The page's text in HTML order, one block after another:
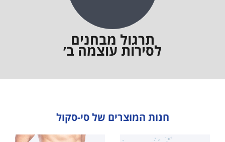
תרגול מבחנים
לסירות עוצמה ב׳
חנות המוצרים של סי-סקול